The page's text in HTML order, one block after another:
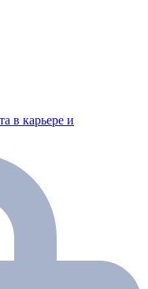
в карьере и